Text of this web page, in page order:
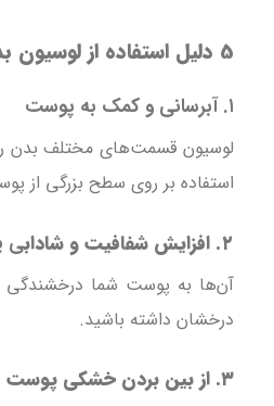
5 دلیل استفاده از لوسیون بدن
۱. آبرسانی و کمک به پوست
لوسیون قسمت‌های مختلف بدن را
استفاده بر روی سطح بزرگی از
۲. افزایش شفافیت و شاداب ی
آن‌ها به پوست شما درخشندگی
درخشان داشته باشید.
۳. از بین بردن خشکی پوست